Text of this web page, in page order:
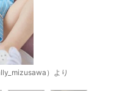
）より